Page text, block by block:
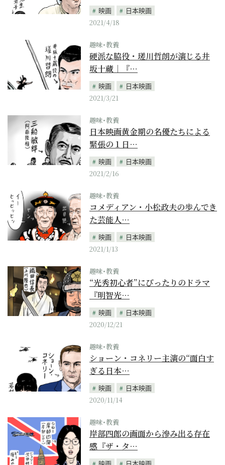
映画
日本映画
2021/4/18
趣味･教養
硬派な脇役・瑳川哲朗が演じる井
坂十蔵｜『…
映画
日本映画
2021/3/21
趣味･教養
日本映画黄金期の名優たちによる
緊張の１日…
映画
日本映画
2021/2/16
趣味･教養
コメディアン・小松政夫の歩んでき
た芸能人…
映画
日本映画
2021/1/13
趣味･教養
“光秀初心者”にぴったりのドラマ
『明智光…
映画
日本映画
2020/12/21
趣味･教養
ショーン・コネリー主演の“面白す
ぎる日本…
映画
日本映画
2020/11/14
趣味･教養
岸部四郎の画面から滲み出る存在
感『ザ・タ…